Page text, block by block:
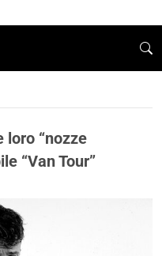
loro “nozze
“Van Tour”